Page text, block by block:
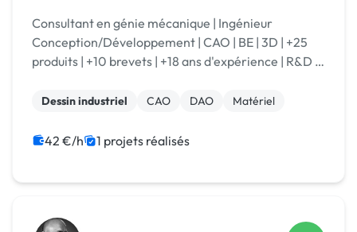
Consultant en génie mécanique | Ingénieur
Conception/Développement | CAO | BE | 3D | +25
produits | +10 brevets | +18 ans d'expérience | R&D |
Dessin industriel CAO DAO Matériel
42 €/h 1 projets réalisés